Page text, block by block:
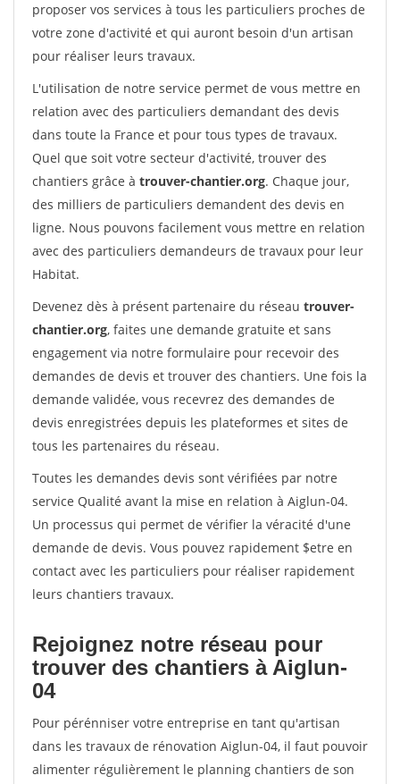
proposer vos services à tous les particuliers proches de
votre zone d'activité et qui auront besoin d'un artisan
pour réaliser leurs travaux.
L'utilisation de notre service permet de vous mettre en
relation avec des particuliers demandant des devis
dans toute la France et pour tous types de travaux.
Quel que soit votre secteur d'activité, trouver des
chantiers grâce à trouver-chantier.org. Chaque jour,
des milliers de particuliers demandent des devis en
ligne. Nous pouvons facilement vous mettre en relation
avec des particuliers demandeurs de travaux pour leur
Habitat.
Devenez dès à présent partenaire du réseau trouver-
chantier.org, faites une demande gratuite et sans
engagement via notre formulaire pour recevoir des
demandes de devis et trouver des chantiers. Une fois la
demande validée, vous recevrez des demandes de
devis enregistrées depuis les plateformes et sites de
tous les partenaires du réseau.
Toutes les demandes devis sont vérifiées par notre
service Qualité avant la mise en relation à Aiglun-04.
Un processus qui permet de vérifier la véracité d'une
demande de devis. Vous pouvez rapidement $etre en
contact avec les particuliers pour réaliser rapidement
leurs chantiers travaux.
Rejoignez notre réseau pour
trouver des chantiers à Aiglun-
04
Pour pérénniser votre entreprise en tant qu'artisan
dans les travaux de rénovation Aiglun-04, il faut pouvoir
alimenter régulièrement le planning chantiers de son